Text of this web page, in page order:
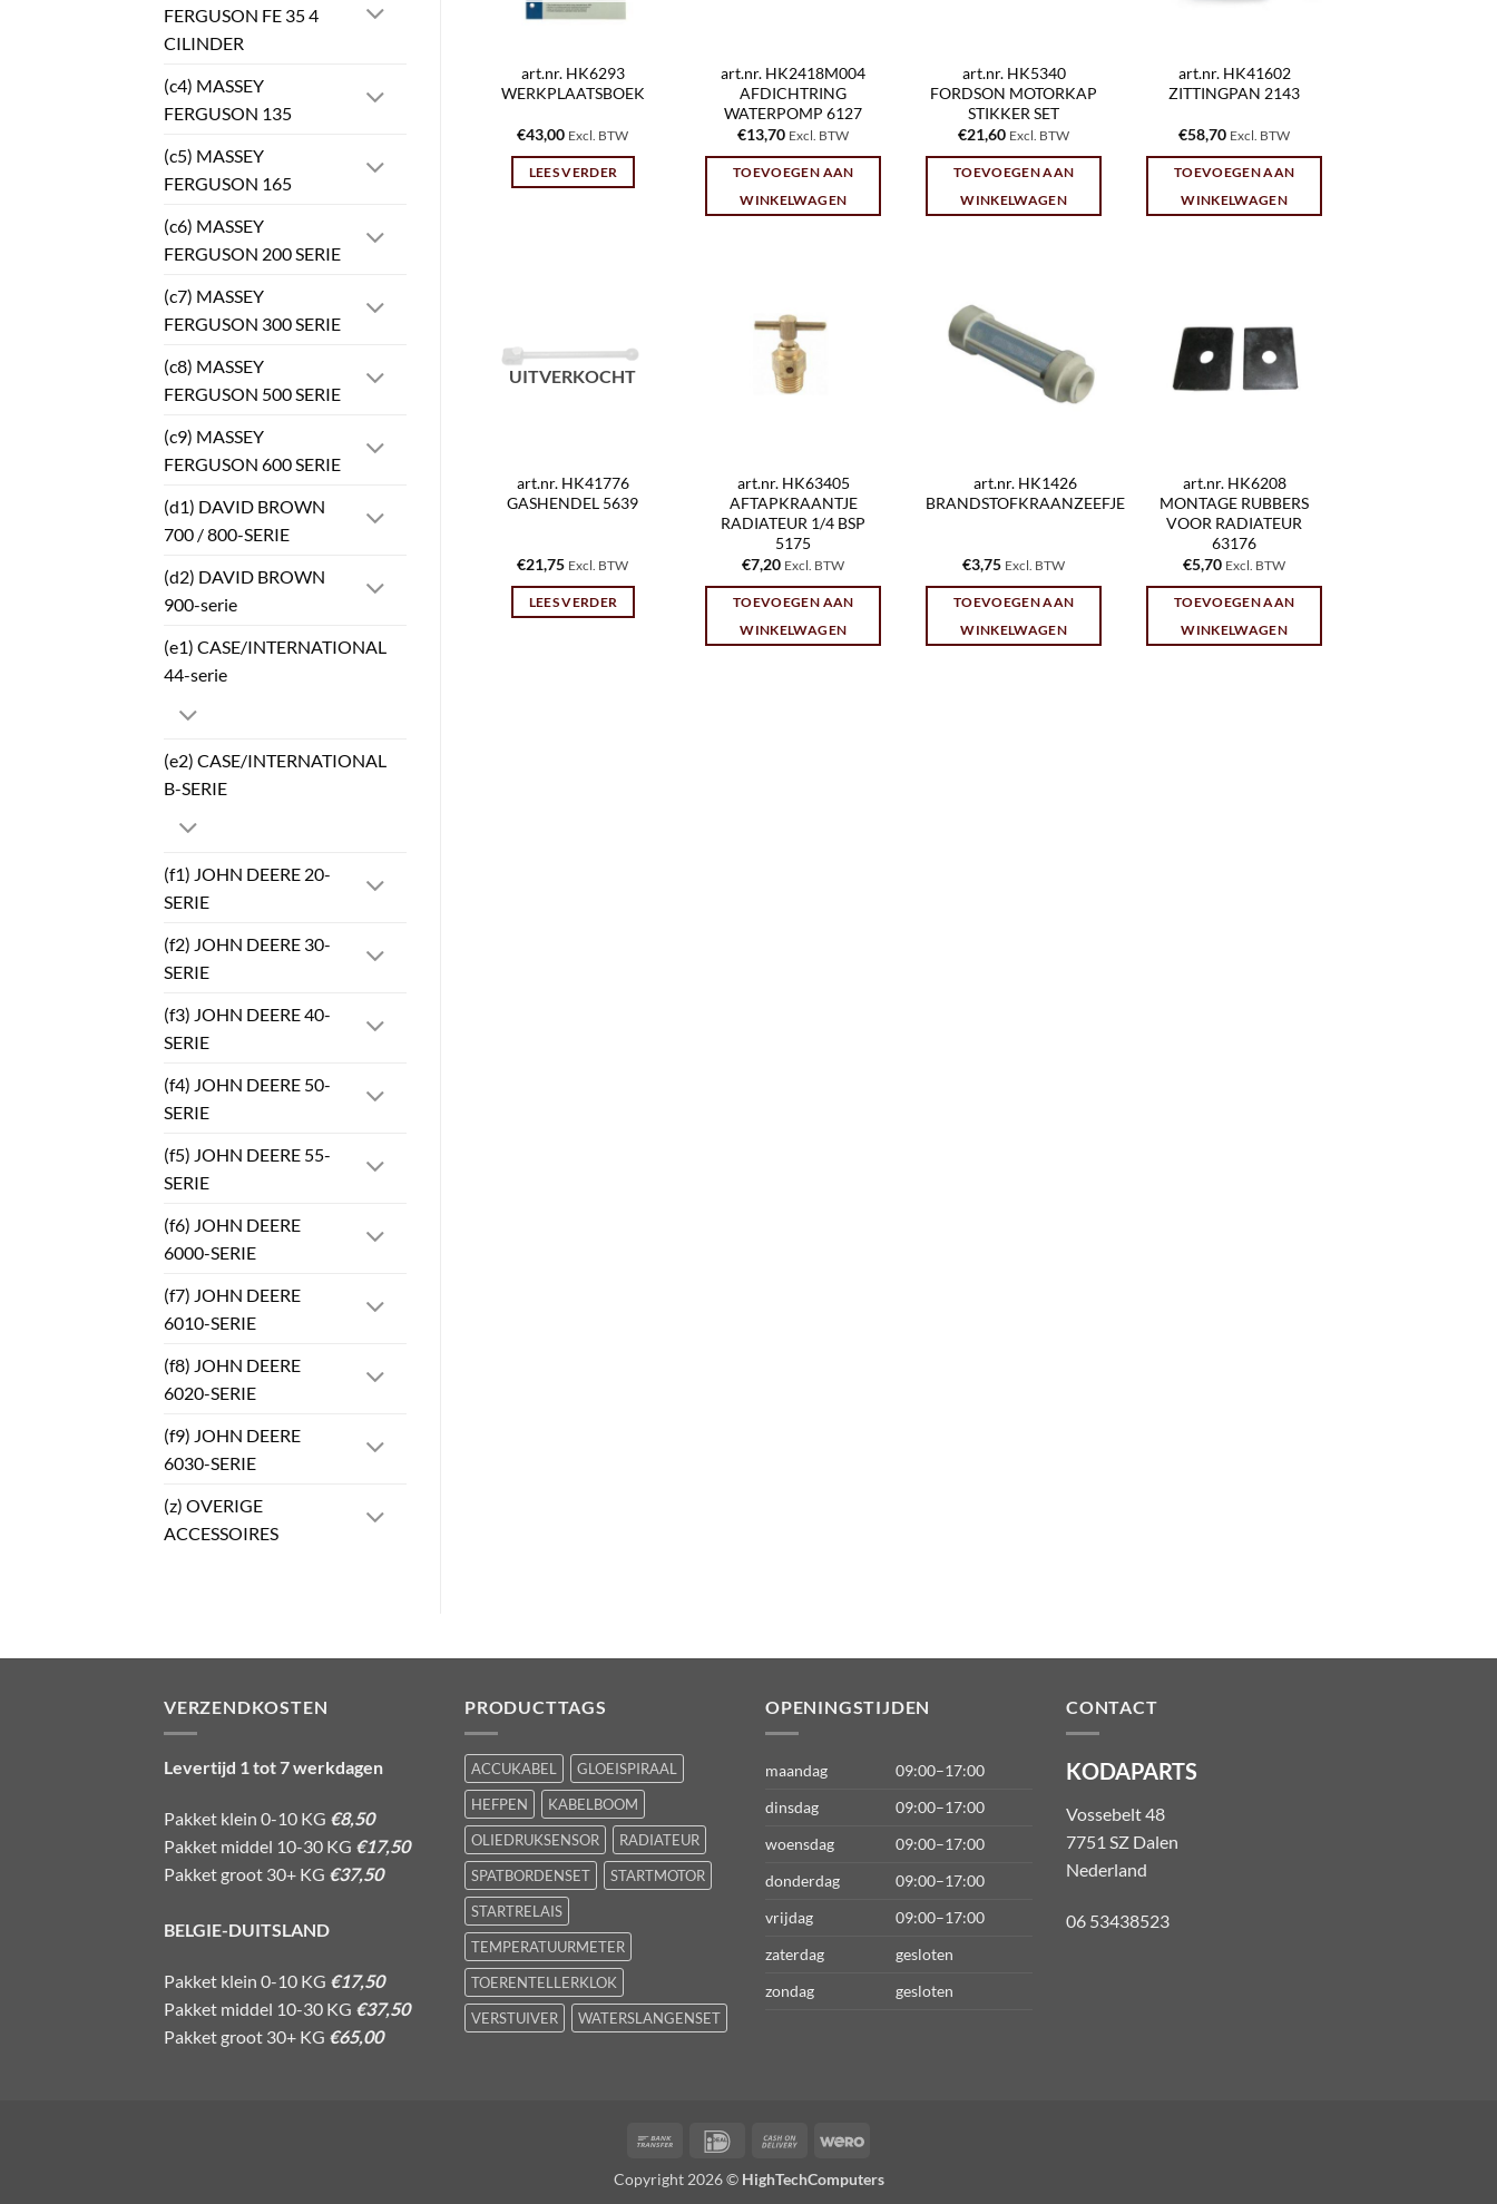
FERGUSON FE 35 4
CILINDER
(c4) MASSEY
FERGUSON 135
(c5) MASSEY
FERGUSON 165
(c6) MASSEY
FERGUSON 200 SERIE
(c7) MASSEY
FERGUSON 300 SERIE
(c8) MASSEY
FERGUSON 500 SERIE
(c9) MASSEY
FERGUSON 600 SERIE
(d1) DAVID BROWN
700 / 800-SERIE
(d2) DAVID BROWN
900-serie
(e1) CASE/INTERNATIONAL
44-serie
(e2) CASE/INTERNATIONAL
B-SERIE
(f1) JOHN DEERE 20-
SERIE
(f2) JOHN DEERE 30-
SERIE
(f3) JOHN DEERE 40-
SERIE
(f4) JOHN DEERE 50-
SERIE
(f5) JOHN DEERE 55-
SERIE
(f6) JOHN DEERE
6000-SERIE
(f7) JOHN DEERE
6010-SERIE
(f8) JOHN DEERE
6020-SERIE
(f9) JOHN DEERE
6030-SERIE
(z) OVERIGE
ACCESSOIRES
art.nr. HK6293
WERKPLAATSBOEK
€43,00 Excl. BTW
LEES VERDER
art.nr. HK2418M004
AFDICHTRING
WATERPOMP 6127
€13,70 Excl. BTW
TOEVOEGEN AAN
WINKELWAGEN
art.nr. HK5340
FORDSON MOTORKAP
STIKKER SET
€21,60 Excl. BTW
TOEVOEGEN AAN
WINKELWAGEN
art.nr. HK41602
ZITTINGPAN 2143
€58,70 Excl. BTW
TOEVOEGEN AAN
WINKELWAGEN
UITVERKOCHT
art.nr. HK41776
GASHENDEL 5639
€21,75 Excl. BTW
LEES VERDER
art.nr. HK63405
AFTAPKRAANTJE
RADIATEUR 1/4 BSP
5175
€7,20 Excl. BTW
TOEVOEGEN AAN
WINKELWAGEN
art.nr. HK1426
BRANDSTOFKRAANZEEFJE
€3,75 Excl. BTW
TOEVOEGEN AAN
WINKELWAGEN
art.nr. HK6208
MONTAGE RUBBERS
VOOR RADIATEUR
63176
€5,70 Excl. BTW
TOEVOEGEN AAN
WINKELWAGEN
VERZENDKOSTEN
Levertijd 1 tot 7 werkdagen
Pakket klein 0-10 KG €8,50
Pakket middel 10-30 KG €17,50
Pakket groot 30+ KG €37,50
BELGIE-DUITSLAND
Pakket klein 0-10 KG €17,50
Pakket middel 10-30 KG €37,50
Pakket groot 30+ KG €65,00
PRODUCTTAGS
ACCUKABEL
GLOEISPIRAAL
HEFPEN
KABELBOOM
OLIEDRUKSENSOR
RADIATEUR
SPATBORDENSET
STARTMOTOR
STARTRELAIS
TEMPERATUURMETER
TOERENTELLERKLOK
VERSTUIVER
WATERSLANGENSET
OPENINGSTIJDEN
maandag
09:00–17:00
dinsdag
09:00–17:00
woensdag
09:00–17:00
donderdag
09:00–17:00
vrijdag
09:00–17:00
zaterdag
gesloten
zondag
gesloten
CONTACT
KODAPARTS
Vossebelt 48
7751 SZ Dalen
Nederland
06 53438523
Bank
IDeal
Cash
Delivery
Wero
Copyright 2026 © HighTechComputers